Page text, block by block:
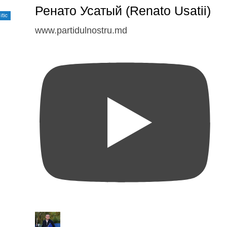
Ренато Усатый (Renato Usatii)
www.partidulnostru.md